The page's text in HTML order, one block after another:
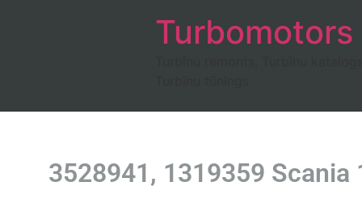
Turbomotors
3528941, 1319359 Scania